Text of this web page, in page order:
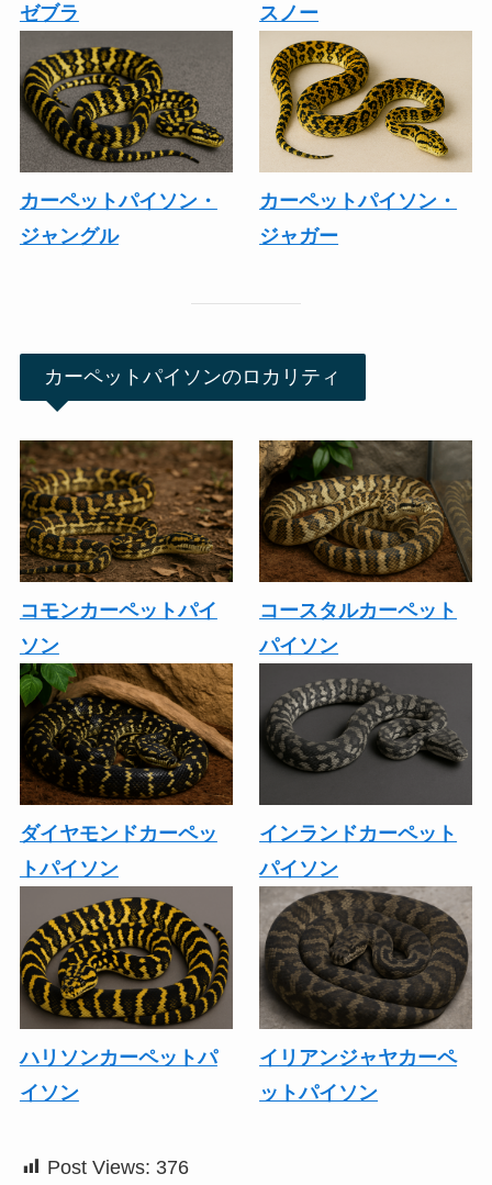
ゼブラ
スノー
カーペットパイソン・
ジャングル
カーペットパイソン・
ジャガー
カーペットパイソンのロカリティ
コモンカーペットパイ
ソン
コースタルカーペット
パイソン
ダイヤモンドカーペッ
トパイソン
インランドカーペット
パイソン
ハリソンカーペットパ
イソン
イリアンジャヤカーペ
ットパイソン
Post Views: 376